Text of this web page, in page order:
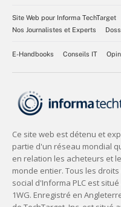
Site Web pour Informa TechTarget
Nos Journalistes et Experts
E-Handbooks Conseils IT